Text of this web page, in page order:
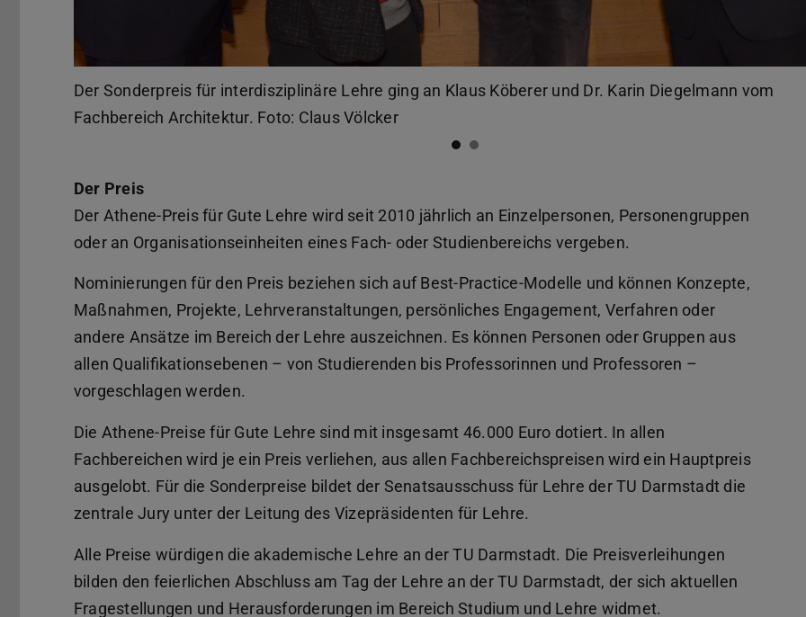
Der Sonderpreis für interdisziplinäre Lehre ging an Klaus Köberer und Dr. Karin Diegelmann vom
Fachbereich Architektur. Foto: Claus Völcker
Der Preis
Der Athene-Preis für Gute Lehre wird seit 2010 jährlich an Einzelpersonen, Personengruppen
oder an Organisationseinheiten eines Fach- oder Studienbereichs vergeben.
Nominierungen für den Preis beziehen sich auf Best-Practice-Modelle und können Konzepte,
Maßnahmen, Projekte, Lehrveranstaltungen, persönliches Engagement, Verfahren oder
andere Ansätze im Bereich der Lehre auszeichnen. Es können Personen oder Gruppen aus
allen Qualifikationsebenen – von Studierenden bis Professorinnen und Professoren –
vorgeschlagen werden.
Die Athene-Preise für Gute Lehre sind mit insgesamt 46.000 Euro dotiert. In allen
Fachbereichen wird je ein Preis verliehen, aus allen Fachbereichspreisen wird ein Hauptpreis
ausgelobt. Für die Sonderpreise bildet der Senatsausschuss für Lehre der TU Darmstadt die
zentrale Jury unter der Leitung des Vizepräsidenten für Lehre.
Alle Preise würdigen die akademische Lehre an der TU Darmstadt. Die Preisverleihungen
bilden den feierlichen Abschluss am Tag der Lehre an der TU Darmstadt, der sich aktuellen
Fragestellungen und Herausforderungen im Bereich Studium und Lehre widmet.